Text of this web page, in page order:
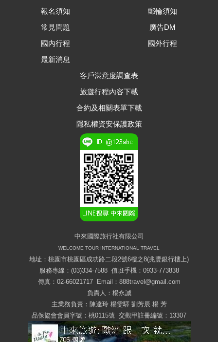
報名須知
郵輪須知
常見問題
廣告DM
國內行程
國外行程
最新消息
客戶滿意度調查表
旅遊行程內容下載
合約及相關表單下載
隱私權資安保護政策
中來國際旅行社有限公司
WELCOME TOUR INTERNATIONAL TRAVEL
地址：桃園市桃園區成功路二段2號6樓之8(兆豐銀行樓上)
服務專線：(03)334-7588 值班手機：0933-773838
傳真：02-66021717 Email： 888travel@gmail.com
負責人：楊永誠
主業務負責：陳達玲 楊雯驛 劉芳辰 楊 芳
品保協會會員字號：桃0115號 交觀甲註冊編號：13307